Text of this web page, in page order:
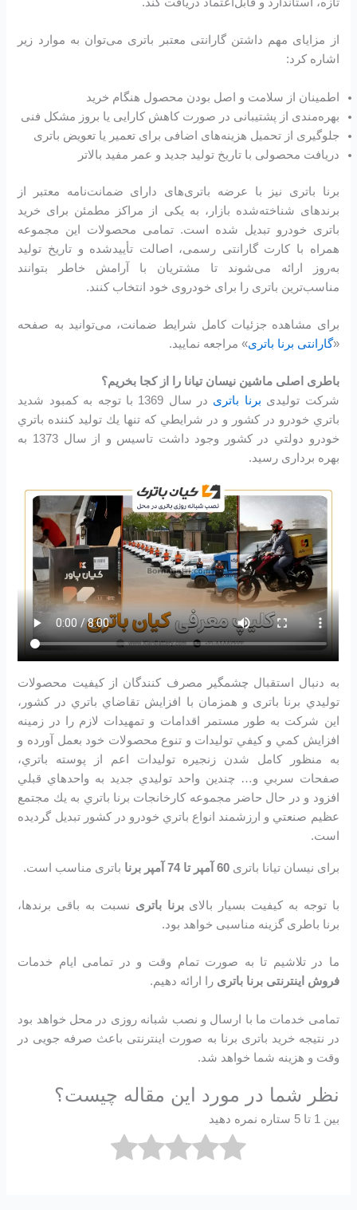
از مزایای مهم داشتن گارانتی معتبر باتری می‌توان به موارد زیر
اشاره کرد:
اطمینان از سلامت و اصل بودن محصول هنگام خرید
بهره‌مندی از پشتیبانی در صورت کاهش کارایی یا بروز مشکل فنی
جلوگیری از تحمیل هزینه‌های اضافی برای تعمیر یا تعویض باتری
دریافت محصولی با تاریخ تولید جدید و عمر مفید بالاتر
برنا باتری نیز با عرضه باتری‌های دارای ضمانت‌نامه معتبر از
برندهای شناخته‌شده بازار، به یکی از مراکز مطمئن برای خرید
باتری خودرو تبدیل شده است. تمامی محصولات این مجموعه
همراه با کارت گارانتی رسمی، اصالت تأیید‌شده و تاریخ تولید
به‌روز ارائه می‌شوند تا مشتریان با آرامش خاطر بتوانند
مناسب‌ترین باتری را برای خودروی خود انتخاب کنند.
برای مشاهده جزئیات کامل شرایط ضمانت، می‌توانید به صفحه
«گارانتی برنا باتری» مراجعه نمایید.
باطری اصلی ماشین نیسان تیانا را از کجا بخریم؟
شرکت تولیدی برنا باتری
در سال 1369 با توجه به كمبود شديد
باتري خودرو در كشور و در شرايطي كه تنها يك توليد كننده باتري
خودرو دولتي در كشور وجود داشت تاسیس و از سال 1373 به
بهره برداری رسید.
به دنبال استقبال چشمگير مصرف كنندگان از كيفيت محصولات
توليدي برنا باتری و همزمان با افزايش تقاضاي باتري در كشور،
اين شرکت به طور مستمر اقدامات و تمهيدات لازم را در زمينه
افزايش كمي و كيفي توليدات و تنوع محصولات خود بعمل آورده و
به منظور كامل شدن زنجيره توليدات اعم از پوسته باتري،
صفحات سربي و… چندين واحد توليدي جديد به واحدهاي قبلي
افزود و در حال حاضر مجموعه كارخانجات برنا باتري به يك مجتمع
عظيم صنعتي و ارزشمند انواع باتري خودرو در کشور تبديل گرديده
است.
برای نیسان تیانا باتری60 آمپر تا 74 آمپر برنا باتری مناسب است.
با توجه به کیفیت بسیار بالایبرنا باتری نسبت به باقی برندها،
برنا باطری گزینه مناسبی خواهد بود.
ما در تلاشیم تا به صورت تمام وقت و در تمامی ایام خدمات
فروش اینترنتی برنا باتری را ارائه دهیم.
تمامی خدمات ما با ارسال و نصب شبانه روزی در محل خواهد بود
در نتیجه خرید باتری برنا به صورت اینترنتی باعث صرفه جویی در
وقت و هزینه شما خواهد شد.
نظر شما در مورد این مقاله چیست؟
بین 1 تا 5 ستاره نمره دهید